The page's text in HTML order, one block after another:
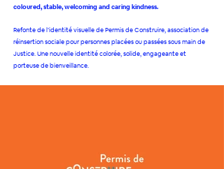
coloured, stable, welcoming and caring kindness.
Refonte de l’identité visuelle de Permis de Construire, association de
réinsertion sociale pour personnes placées ou passées sous main de
Justice. Une nouvelle identité colorée, solide, engageante et
porteuse de bienveillance.